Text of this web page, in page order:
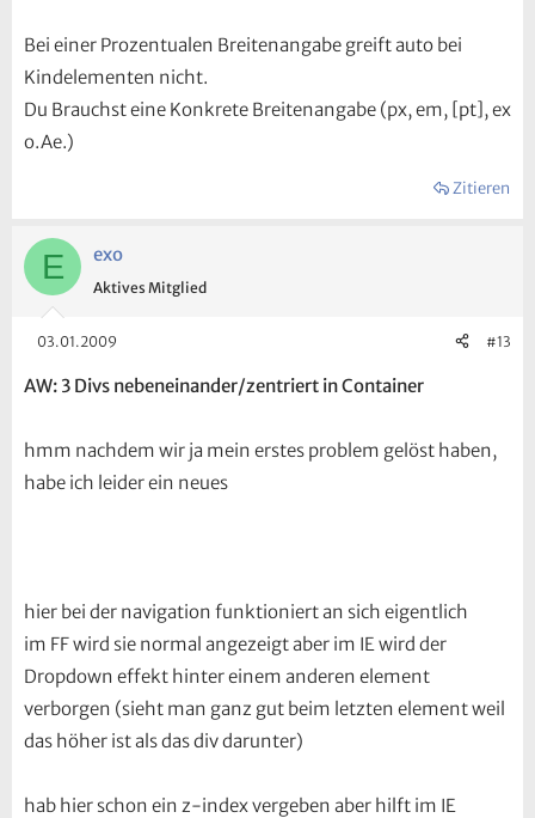
Bei einer Prozentualen Breitenangabe greift auto bei
Kindelementen nicht.
Du Brauchst eine Konkrete Breitenangabe (px, em, [pt], ex
o.Ae.)
Zitieren
E exo
Aktives Mitglied
03.01.2009 #13
AW: 3 Divs nebeneinander/zentriert in Container
hmm nachdem wir ja mein erstes problem gelöst haben,
habe ich leider ein neues
hier bei der navigation funktioniert an sich eigentlich
im FF wird sie normal angezeigt aber im IE wird der
Dropdown effekt hinter einem anderen element
verborgen (sieht man ganz gut beim letzten element weil
das höher ist als das div darunter)
hab hier schon ein z-index vergeben aber hilft im IE